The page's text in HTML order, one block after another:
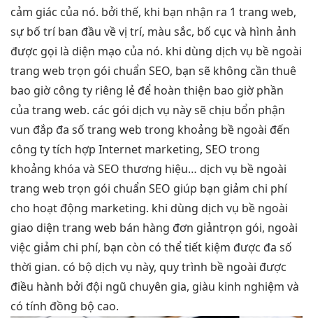
cảm giác của nó. bởi thế, khi bạn nhận ra 1 trang web,
sự bố trí ban đầu về vị trí, màu sắc, bố cục và hình ảnh
được gọi là diện mạo của nó. khi dùng dịch vụ bề ngoài
trang web trọn gói chuẩn SEO, bạn sẽ không cần thuê
bao giờ công ty riêng lẻ để hoàn thiện bao giờ phần
của trang web. các gói dịch vụ này sẽ chịu bổn phận
vun đắp đa số trang web trong khoảng bề ngoài đến
công ty tích hợp Internet marketing, SEO trong
khoảng khóa và SEO thương hiệu… dịch vụ bề ngoài
trang web trọn gói chuẩn SEO giúp bạn giảm chi phí
cho hoạt động marketing. khi dùng dịch vụ bề ngoài
giao diện trang web bán hàng đơn giảntrọn gói, ngoài
việc giảm chi phí, bạn còn có thể tiết kiệm được đa số
thời gian. có bộ dịch vụ này, quy trình bề ngoài được
điều hành bởi đội ngũ chuyên gia, giàu kinh nghiệm và
có tính đồng bộ cao.